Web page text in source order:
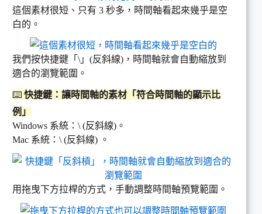
這個素材很短、只有 3 秒多，時間軸看起來幾乎是空
白的。
我們按快捷鍵「\」(反斜線)，時間軸就會自動縮放到
適合的瀏覽範圍。
⌨️ 快捷鍵：讓時間軸的素材「符合時間軸的顯示比
例」
Windows 系統：\ (反斜線)。
Mac 系統：\ (反斜線) 。
用拖曳下方拉桿的方式，手動調整時間軸預覽範圍。